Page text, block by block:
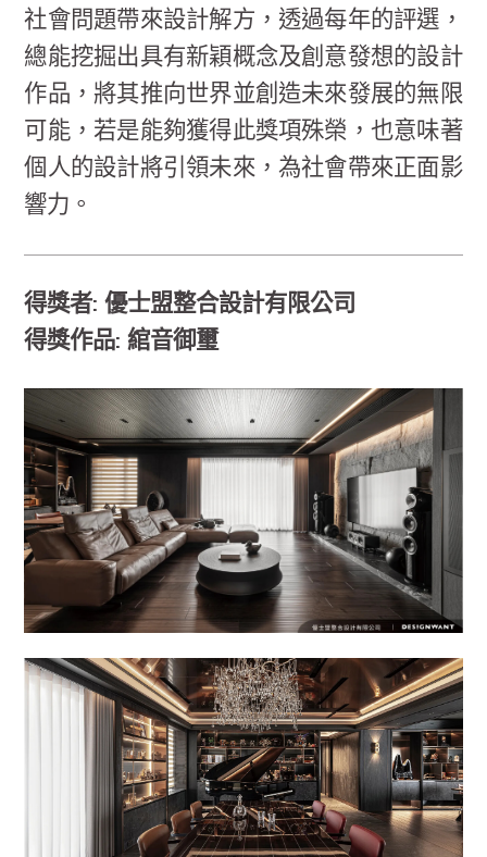
社會問題帶來設計解方，透過每年的評選，
總能挖掘出具有新穎概念及創意發想的設計
作品，將其推向世界並創造未來發展的無限
可能，若是能夠獲得此獎項殊榮，也意味著
個人的設計將引領未來，為社會帶來正面影
響力。
得獎者: 優士盟整合設計有限公司
得獎作品: 綰音御璽